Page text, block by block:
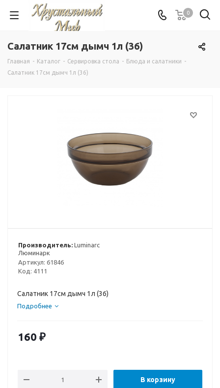
0
Салатник 17см дымч 1л (36)
Главная - Каталог - Сервировка стола - Блюда и салатники -
Салатник 17см дымч 1л (36)
Производитель: Luminarc
Люминарк
Артикул: 61846
Код: 4111
Салатник 17см дымч 1л (36)
Подробнее
160 ₽
В корзину